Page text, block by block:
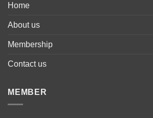
Home
About us
Membership
Contact us
MEMBER